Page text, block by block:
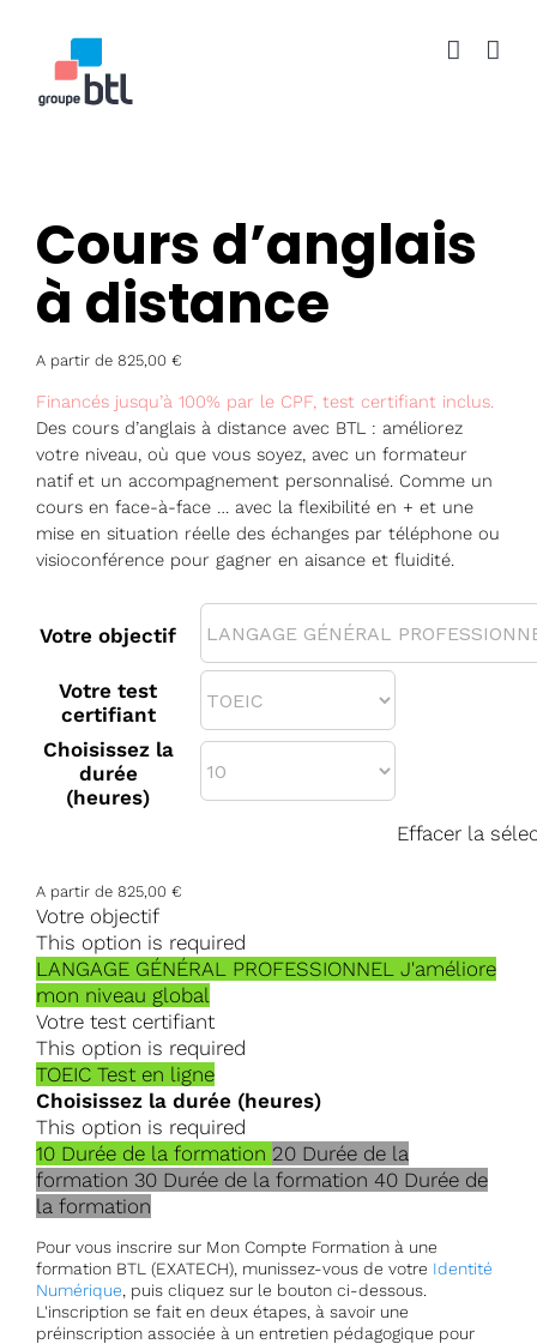
contenu
Cours d’anglais
à distance
A partir de 825,00 €
Financés jusqu’à 100% par le CPF, test certifiant inclus.
Des cours d’anglais à distance avec BTL : améliorez
votre niveau, où que vous soyez, avec un formateur
natif et un accompagnement personnalisé. Comme un
cours en face-à-face … avec la flexibilité en + et une
mise en situation réelle des échanges par téléphone ou
visioconférence pour gagner en aisance et fluidité.
Votre objectif
Votre test
certifiant
Choisissez la
durée
(heures)
Effacer la
A partir de 825,00 €
Votre objectif
This option is required
LANGAGE GÉNÉRAL PROFESSIONNEL J'améliore
mon niveau global
Votre test certifiant
This option is required
TOEIC Test en ligne
Choisissez la durée (heures)
This option is required
10 Durée de la formation 20 Durée de la
formation 30 Durée de la formation 40 Durée de
la formation
Pour vous inscrire sur Mon Compte Formation à une
formation BTL (EXATECH), munissez-vous de votre Identité
Numérique , puis cliquez sur le bouton ci-dessous.
L'inscription se fait en deux étapes, à savoir une
préinscription associée à un entretien pédagogique pour